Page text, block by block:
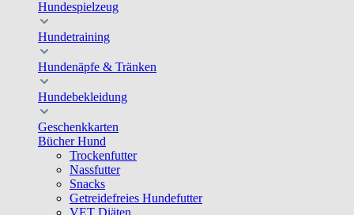
Hundespielzeug
Hundetraining
Hundenäpfe & Tränken
Hundebekleidung
Geschenkkarten
Bücher Hund
Trockenfutter
Nassfutter
Snacks
Getreidefreies Hundefutter
VET Diäten